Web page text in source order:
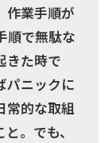
作業手順が
順で無駄な
きた時で
パニックに
常的な取組
。でも、